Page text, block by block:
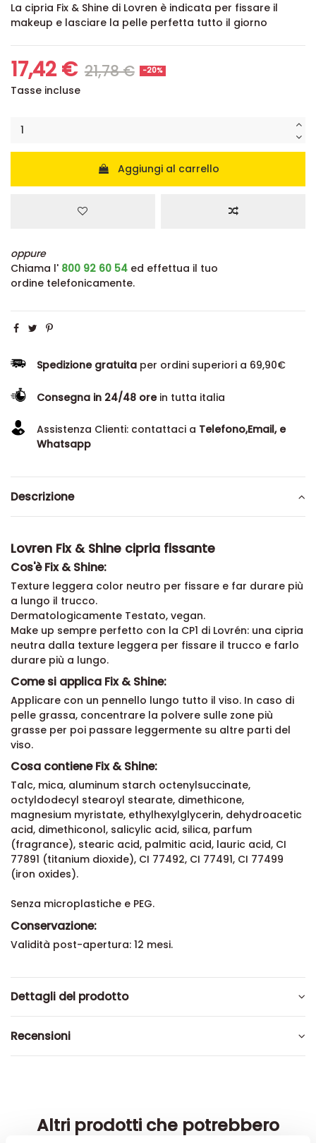
La cipria Fix & Shine di Lovren è indicata per fissare il
makeup e lasciare la pelle perfetta tutto il giorno
17,42 € 21,78 € -20%
Tasse incluse
Aggiungi al carrello
oppure
Chiama l' 800 92 60 54 ed effettua il tuo
ordine telefonicamente.
Spedizione gratuita per ordini superiori a 69,90€
Consegna in 24/48 orein tutta italia
Assistenza Clienti: contattaci a Telefono,Email, e
Whatsapp
Descrizione
Lovren Fix & Shine cipria fissante
Cos'è Fix & Shine:
Texture leggera color neutro per fissare e far durare più
a lungo il trucco.
Dermatologicamente Testato, vegan.
Make up sempre perfetto con la CP1 di Lovrén: una cipria
neutra dalla texture leggera per fissare il trucco e farlo
durare più a lungo.
Come si applica Fix & Shine:
Applicare con un pennello lungo tutto il viso. In caso di
pelle grassa, concentrare la polvere sulle zone più
grasse per poi passare leggermente su altre parti del
viso.
Cosa contiene Fix & Shine:
Talc, mica, aluminum starch octenylsuccinate,
octyldodecyl stearoyl stearate, dimethicone,
magnesium myristate, ethylhexylglycerin, dehydroacetic
acid, dimethiconol, salicylic acid, silica, parfum
(fragrance), stearic acid, palmitic acid, lauric acid, CI
77891 (titanium dioxide), CI 77492, CI 77491, CI 77499
(iron oxides).
Senza microplastiche e PEG.
Conservazione:
Validità post-apertura: 12 mesi.
Dettagli del prodotto
Recensioni
Altri prodotti che potrebbero